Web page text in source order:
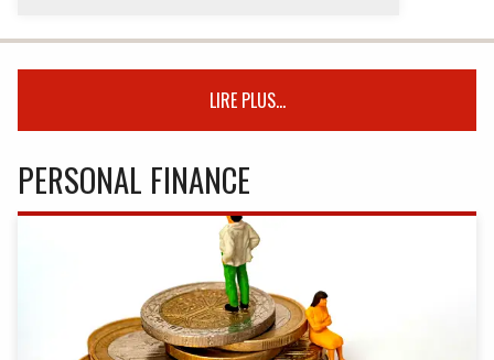
LIRE PLUS...
PERSONAL FINANCE